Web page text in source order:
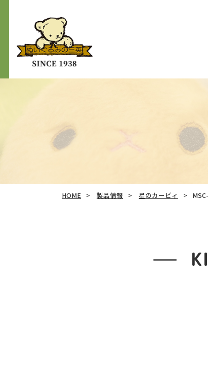
HOME 製品情報 星のカービィ